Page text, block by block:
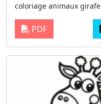
coloriage animaux girafe
PDF